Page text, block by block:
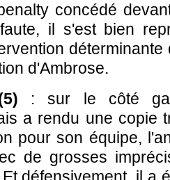
concédé
il s'est bien
d'Ambrose.
: sur le côté
a rendu une copie
pour son équipe,
de grosses